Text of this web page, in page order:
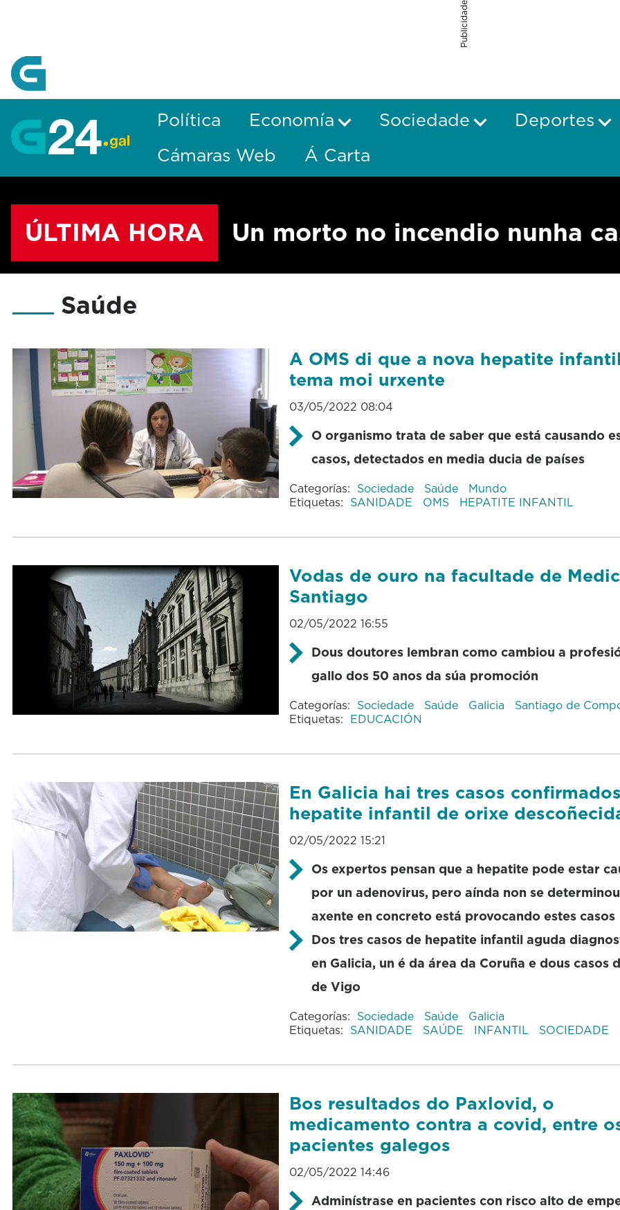
Publicidade
Política Economía Sociedade Deportes
Cámaras Web
Á Carta
ÚLTIMA HORA Un morto no incendio nunha
Saúde
A OMS di que a nova hepatite
tema moi urxente
03/05/2022 08:04
O organismo trata de saber que está causando
casos, detectados en media ducia de países
Categorías: Sociedade Saúde
Mundo
Etiquetas: SANIDADE OMS HEPATITE INFANTIL
Vodas de ouro na facultade de
Santiago
02/05/2022 16:55
Dous doutores lembran como cambiou a
gallo dos 50 anos da súa promoción
Categorías: Sociedade Saúde Galicia
Santiago de
Etiquetas: EDUCACIÓN
En Galicia hai tres casos
hepatite infantil de orixe
02/05/2022 15:21
Os expertos pensan que a hepatite pode estar
por un adenovirus, pero aínda non se
axente en concreto está provocando estes casos
Dos tres casos de hepatite infantil aguda
en Galicia, un é da área da Coruña e dous casos
de Vigo
Categorías: Sociedade Saúde
Galicia
Etiquetas: SANIDADE SAÚDE INFANTIL SOCIEDADE
Bos resultados do Paxlovid, o
medicamento contra a covid, entre
pacientes galegos
02/05/2022 14:46
Adminístrase en pacientes con risco alto de